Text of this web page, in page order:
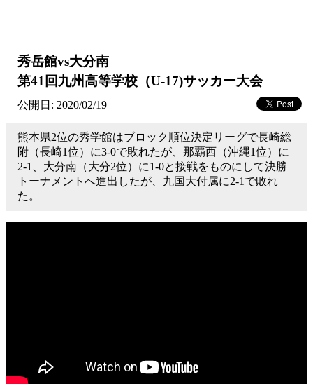
秀岳館vs大分南
第41回九州高等学校（U-17)サッカー大会
公開日: 2020/02/19
熊本県2位の秀学館はブロック順位決定リーグで長崎総
附（長崎1位）に3-0で敗れたが、那覇西（沖縄1位）に
2-1、大分南（大分2位）に1-0と接戦をものにして決勝
トーナメントへ進出したが、九国大付属に2-1で敗れ
た。